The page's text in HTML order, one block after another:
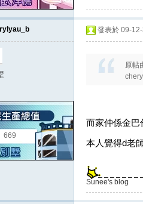
669
發表於 09-
原帖
而家仲係金巴
本人覺得d老
Sunee's blog